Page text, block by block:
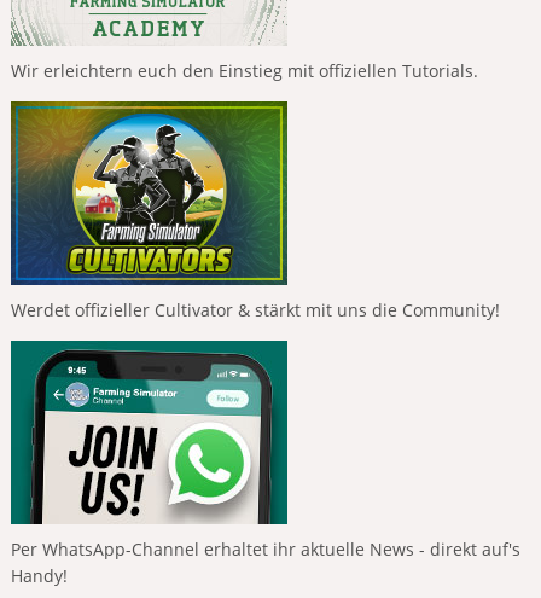
Wir erleichtern euch den Einstieg mit offiziellen Tutorials.
Werdet offizieller Cultivator & stärkt mit uns die Community!
Per WhatsApp-Channel erhaltet ihr aktuelle News - direkt auf's
Handy!